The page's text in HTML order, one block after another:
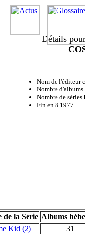
Détails
Nom de l'éditeur
Nombre d'albums
Nombre de séries
Fin en 8.1977
de la Série Albums
Kid (2)
31